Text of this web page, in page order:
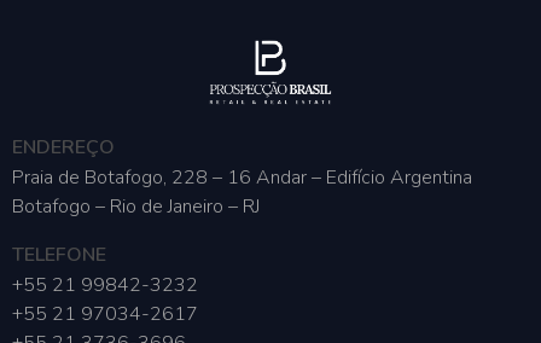
ENDEREÇO
Praia de Botafogo, 228 – 16 Andar – Edifício Argentina
Botafogo – Rio de Janeiro – RJ
TELEFONE
+55 21 99842-3232
+55 21 97034-2617